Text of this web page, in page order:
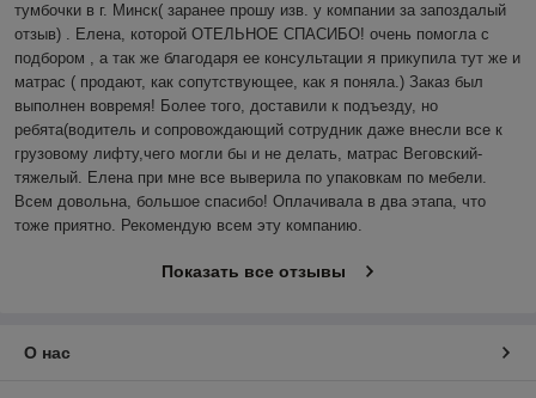
тумбочки в г. Минск( заранее прошу изв. у компании за запоздалый
отзыв) . Елена, которой ОТЕЛЬНОЕ СПАСИБО! очень помогла с
подбором , а так же благодаря ее консультации я прикупила тут же и
матрас ( продают, как сопутствующее, как я поняла.) Заказ был
выполнен вовремя! Более того, доставили к подъезду, но
ребята(водитель и сопровождающий сотрудник даже внесли все к
грузовому лифту,чего могли бы и не делать, матрас Веговский-
тяжелый. Елена при мне все выверила по упаковкам по мебели.
Всем довольна, большое спасибо! Оплачивала в два этапа, что
тоже приятно. Рекомендую всем эту компанию.
Показать все отзывы
О нас